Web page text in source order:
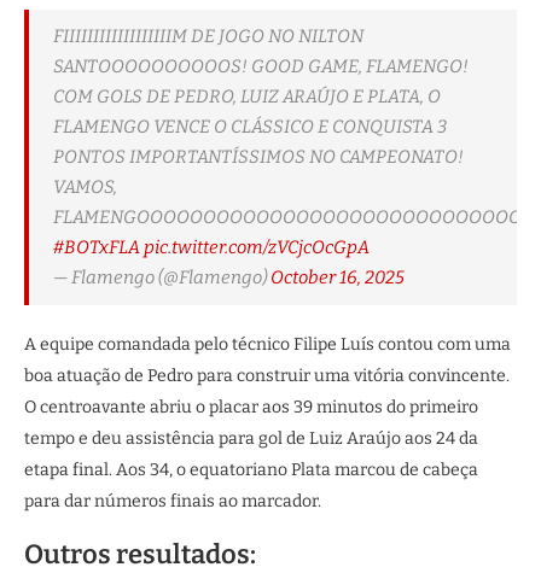
FIIIIIIIIIIIIIIIIIIM DE JOGO NO NILTON
SANTOOOOOOOOOOS! GOOD GAME, FLAMENGO!
COM GOLS DE PEDRO, LUIZ ARAÚJO E PLATA, O
FLAMENGO VENCE O CLÁSSICO E CONQUISTA 3
PONTOS IMPORTANTÍSSIMOS NO CAMPEONATO!
VAMOS,
#BOTxFLA pic.twitter.com/zVCjcOcGpA
— Flamengo (@Flamengo)October 16, 2025
A equipe comandada pelo técnico Filipe Luís contou com uma
boa atuação de Pedro para construir uma vitória convincente.
O centroavante abriu o placar aos 39 minutos do primeiro
tempo e deu assistência para gol de Luiz Araújo aos 24 da
etapa final. Aos 34, o equatoriano Plata marcou de cabeça
para dar números finais ao marcador.
Outros resultados: